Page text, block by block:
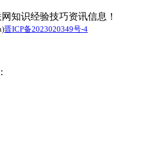
知识经验技巧资讯信息！
晋ICP备2023020349号-4